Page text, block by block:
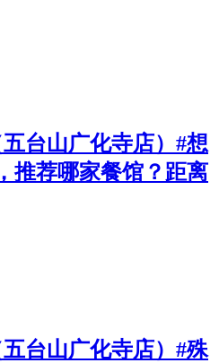
台山广化寺店）#想
推荐哪家餐馆？距离
台山广化寺店）#殊